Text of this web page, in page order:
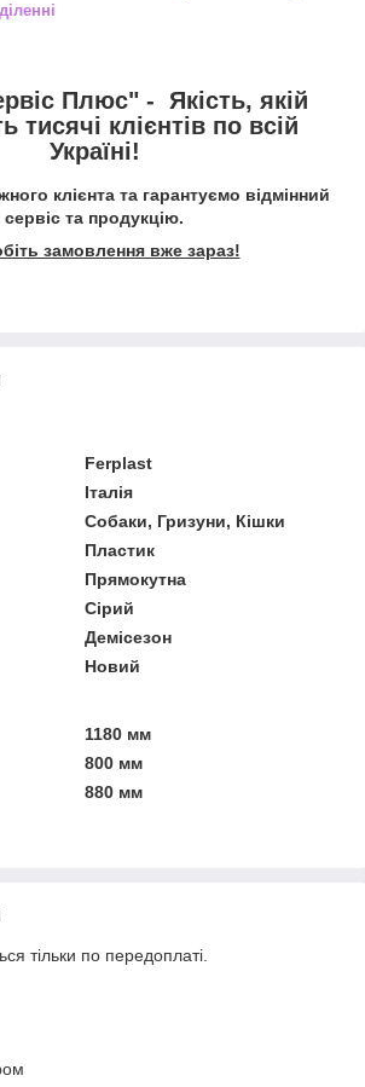
Плюс" - Якість, якій
тисячі клієнтів по всій
Україні!
клієнта та гарантуємо відмінний
сервіс та продукцію.
замовлення вже зараз!
Ferplast
Італія
Собаки, Гризуни, Кішки
Пластик
Прямокутна
Сірий
Демісезон
Новий
1180 мм
800 мм
880 мм
тільки по передоплаті.